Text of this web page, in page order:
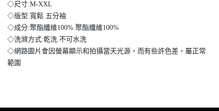
◇尺寸:M-XXL
◇版型:寬鬆 五分袖
◇成分:聚酯纖維100% 聚酯纖維100%
◇洗滌方式:乾洗.不可水洗
◇網路圖片會因螢幕顯示和拍攝當天光源，而有些許色差，屬正常
範圍